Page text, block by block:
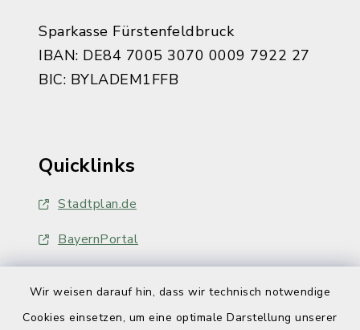
Wir weisen darauf hin, dass wir technisch notwendige
Cookies einsetzen, um eine optimale Darstellung unserer
Sparkasse Fürstenfeldbruck
IBAN: DE84 7005 3070 0009 7922 27
BIC: BYLADEM1FFB
Quicklinks
Stadtplan.de
BayernPortal